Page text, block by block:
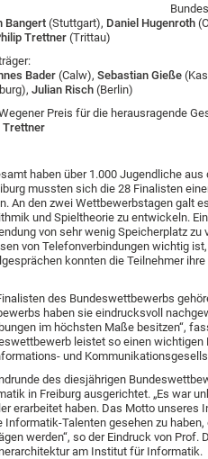
Bangert(Stuttgart), Daniel Hugenroth
Trettner (Trittau)
Bader (Calw), Sebastian Gieße
Julian Risch (Berlin)
Preis für die herausragende
Trettner
haben über 1.000 Jugendliche
mussten sich die 28 Finalisten
An den zwei Wettbewerbstagen galt
und Spieltheorie zu entwickeln.
von sehr wenig Speicherplatz zu
von Telefonverbindungen wichtig
konnten die Teilnehmer
des Bundeswettbewerbs
haben sie eindrucksvoll
im höchsten Maße besitzen“,
leistet so einen
und
des diesjährigen
in Freiburg ausgerichtet. „Es war
erarbeitet haben. Das Motto unseres
Informatik-Talenten gesehen zu
werden“, so der Eindruck von Prof.
am Institut für Informatik.